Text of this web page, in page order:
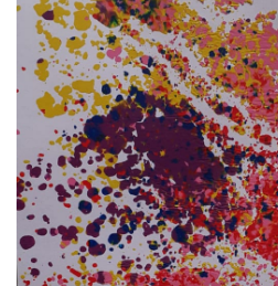
VZDĚLÁVACÍ BLOK ZÁŘÍ
VZDĚLÁVACÍ BLOK ŘÍJEN
VZDĚLÁVACÍ BLOK LISTOPAD
VZDĚLÁVACÍ BLOK PROSINEC